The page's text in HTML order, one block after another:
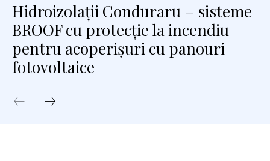
Hidroizolații Conduraru – sisteme
BROOF cu protecție la incendiu
pentru acoperișuri cu panouri
fotovoltaice